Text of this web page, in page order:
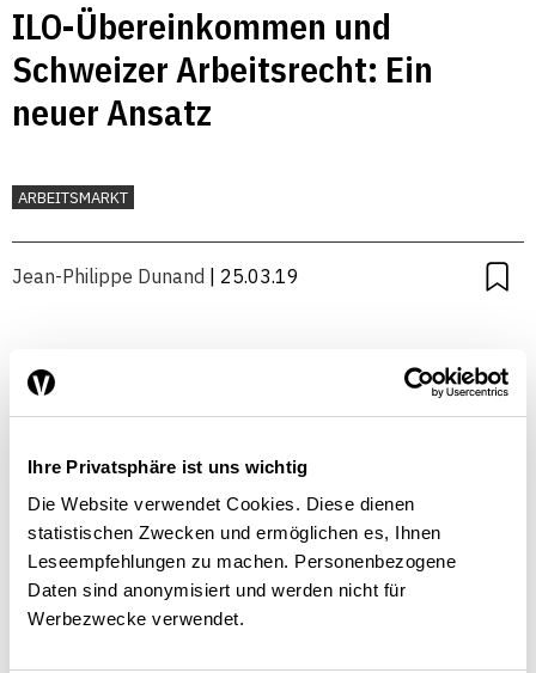
Ihre Privatsphäre ist uns wichtig
Die Website verwendet Cookies. Diese dienen
statistischen Zwecken und ermöglichen es, Ihnen
Leseempfehlungen zu machen. Personenbezogene
Daten sind anonymisiert und werden nicht für
Werbezwecke verwendet.
ILO-Übereinkommen und
Schweizer Arbeitsrecht: Ein
neuer Ansatz
ARBEITSMARKT
Jean-Philippe Dunand | 25.03.19